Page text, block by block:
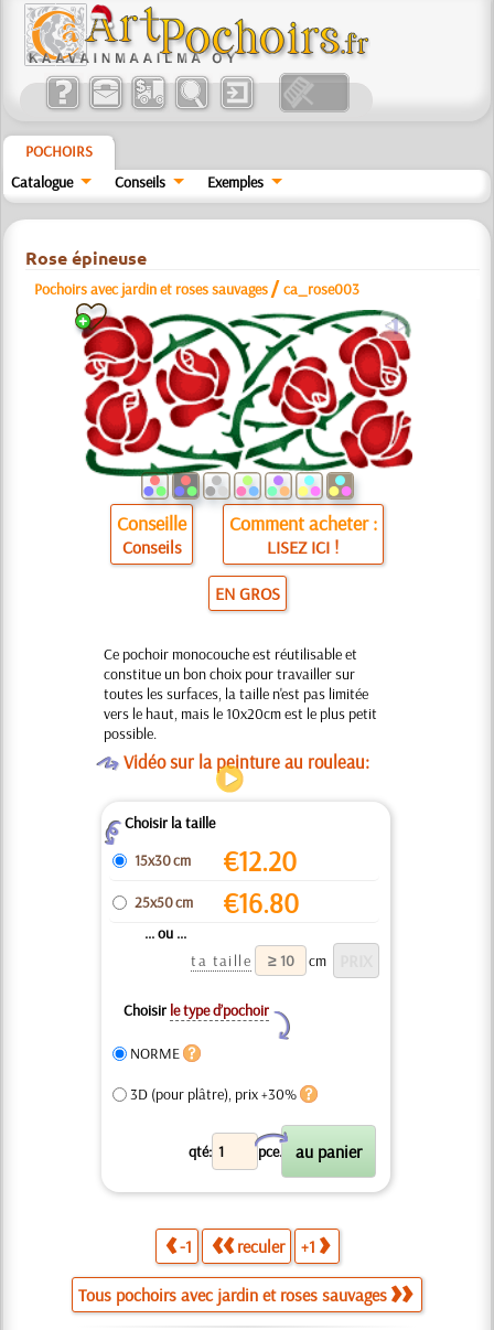
POCHOIRS
Catalogue
Conseils Exemples
Rose épineuse
Pochoirs avec jardin et roses sauvages /ca_rose003
a
Conseille
Conseils
Comment acheter :
LISEZ ICI !
EN GROS
Ce pochoir monocouche est réutilisable et
constitue un bon choix pour travailler sur
toutes les surfaces, la taille n'est pas limitée
vers le haut, mais le 10x20cm est le plus petit
possible.
OVidéo sur la peinture au rouleau:
ZChoisir la taille
15x30 cm
€12.20
25x50 cm €16.80
... ou ...
ta taille
cm
Choisir le type d’pochoir
Y
NORME
3D (pour plâtre), prix +30%
qté: pce.
X
-1 reculer +1
Tous pochoirs avec jardin et roses sauvages